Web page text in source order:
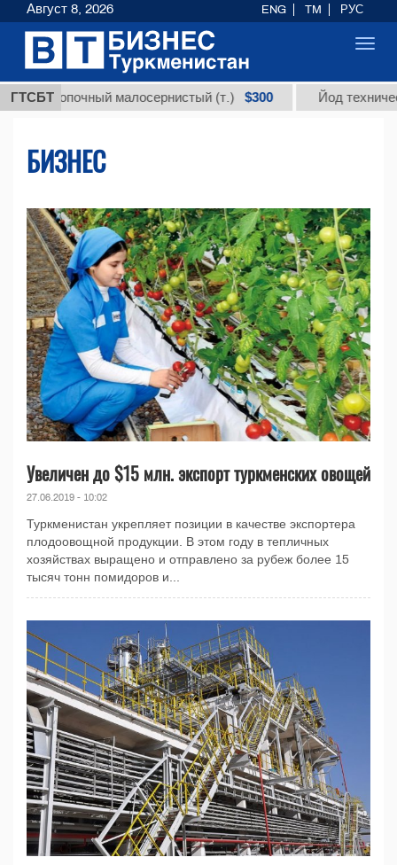
ГТСБТ малосернистый (т.) $300 Йод технический
БИЗНЕС
Увеличен до $15 млн. экспорт туркменских овощей
27.06.2019 - 10:02
Туркменистан укрепляет позиции в качестве экспортера
плодоовощной продукции. В этом году в тепличных
хозяйствах выращено и отправлено за рубеж более 15
тысяч тонн помидоров и...
Август 8, 2026 ENG TM РУС